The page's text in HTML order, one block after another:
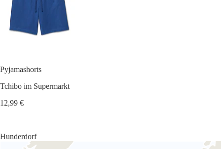
Pyjamashorts
Tchibo im Supermarkt
12,99 €
Hunderdorf